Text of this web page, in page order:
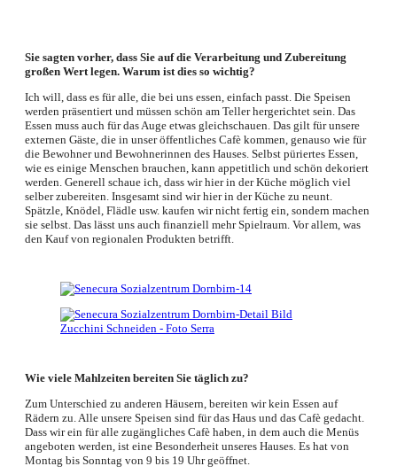
Sie sagten vorher, dass Sie auf die Verarbeitung und Zubereitung
großen Wert legen. Warum ist dies so wichtig?
Ich will, dass es für alle, die bei uns essen, einfach passt. Die Speisen
werden präsentiert und müssen schön am Teller hergerichtet sein. Das
Essen muss auch für das Auge etwas gleichschauen. Das gilt für unsere
externen Gäste, die in unser öffentliches Cafè kommen, genauso wie für
die Bewohner und Bewohnerinnen des Hauses. Selbst püriertes Essen,
wie es einige Menschen brauchen, kann appetitlich und schön dekoriert
werden. Generell schaue ich, dass wir hier in der Küche möglich viel
selber zubereiten. Insgesamt sind wir hier in der Küche zu neunt.
Spätzle, Knödel, Flädle usw. kaufen wir nicht fertig ein, sondern machen
sie selbst. Das lässt uns auch finanziell mehr Spielraum. Vor allem, was
den Kauf von regionalen Produkten betrifft.
Wie viele Mahlzeiten bereiten Sie täglich zu?
Zum Unterschied zu anderen Häusern, bereiten wir kein Essen auf
Rädern zu. Alle unsere Speisen sind für das Haus und das Cafè gedacht.
Dass wir ein für alle zugängliches Cafè haben, in dem auch die Menüs
angeboten werden, ist eine Besonderheit unseres Hauses. Es hat von
Montag bis Sonntag von 9 bis 19 Uhr geöffnet.